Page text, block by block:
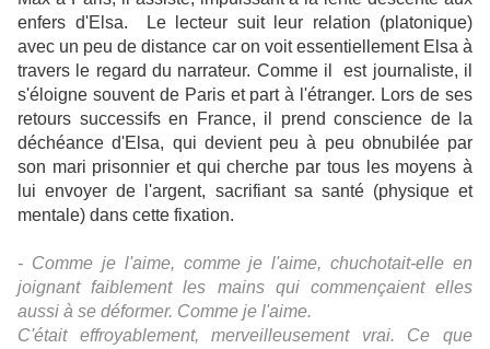
enfers d'Elsa. Le lecteur suit leur relation (platonique)
avec un peu de distance car on voit essentiellement Elsa à
travers le regard du narrateur. Comme il est journaliste, il
s'éloigne souvent de Paris et part à l'étranger. Lors de ses
retours successifs en France, il prend conscience de la
déchéance d'Elsa, qui devient peu à peu obnubilée par
son mari prisonnier et qui cherche par tous les moyens à
lui envoyer de l'argent, sacrifiant sa santé (physique et
mentale) dans cette fixation.
- Comme je l'aime, comme je l'aime, chuchotait-elle en
joignant faiblement les mains qui commençaient elles
aussi à se déformer. Comme je l'aime.
C'était effroyablement, merveilleusement vrai. Ce que